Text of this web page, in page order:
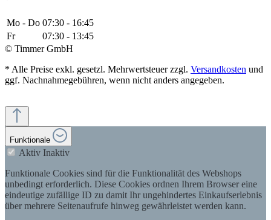
Mo - Do 07:30 - 16:45
Fr
07:30 - 13:45
© Timmer GmbH
* Alle Preise exkl. gesetzl. Mehrwertsteuer zzgl. Versandkosten und
ggf. Nachnahmegebühren, wenn nicht anders angegeben.
Funktionale
Aktiv Inaktiv
Funktionale Cookies sind für die Funktionalität des Webshops
unbedingt erforderlich. Diese Cookies ordnen Ihrem Browser eine
eindeutige zufällige ID zu damit Ihr ungehindertes Einkaufserlebnis
über mehrere Seitenaufrufe hinweg gewährleistet werden kann.